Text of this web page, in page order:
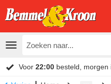
Voor 22:00 besteld, morgen